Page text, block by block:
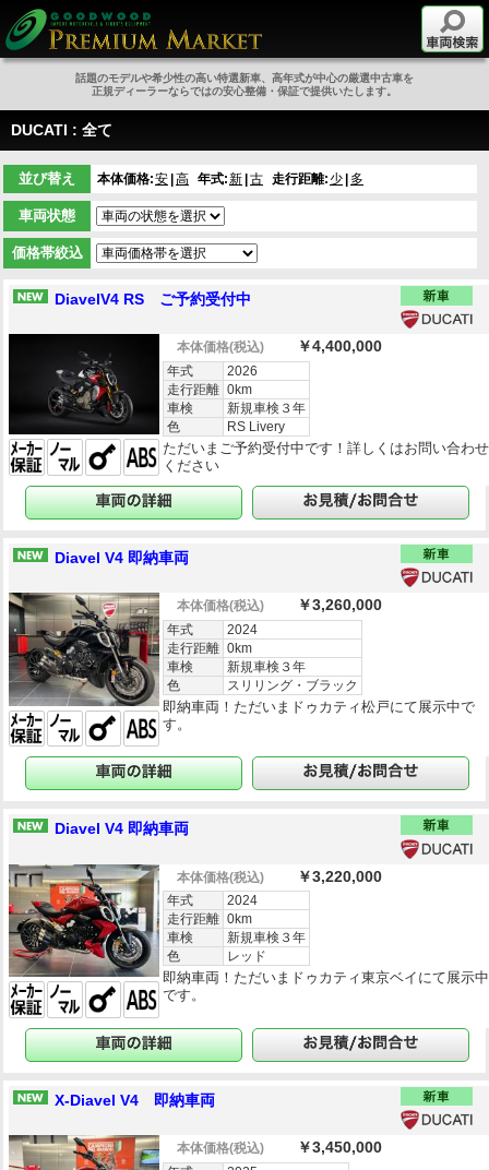
話題のモデルや希少性の高い特選新車、高年式が中心の厳選中古車を
正規ディーラーならではの安心整備・保証で提供いたします。
DUCATI : 全て
並び替え 本体価格:安 高 年式:新 古 走行距離: 少 多
車両状態
価格帯絞込
DiavelV4 RS ご予約受付中
本体価格(税込) ￥4,400,000
年式
2026
走行距離 0km
車検
新規車検３年
色
RS Livery
ただいまご予約受付中です！詳しくはお問い合わせ
ください
Diavel V4 即納車両
本体価格(税込) ￥3,260,000
年式
2024
走行距離 0km
車検
新規車検３年
色
スリリング・ブラック
即納車両！ただいまドゥカティ松戸にて展示中で
す。
Diavel V4 即納車両
本体価格(税込) ￥3,220,000
年式
2024
走行距離 0km
車検
新規車検３年
色
レッド
即納車両！ただいまドゥカティ東京ベイにて展示中
です。
X-Diavel V4 即納車両
本体価格(税込) ￥3,450,000